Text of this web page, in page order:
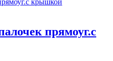
прямоуг.с